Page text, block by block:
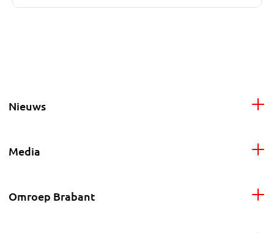
Nieuws
Media
Omroep Brabant